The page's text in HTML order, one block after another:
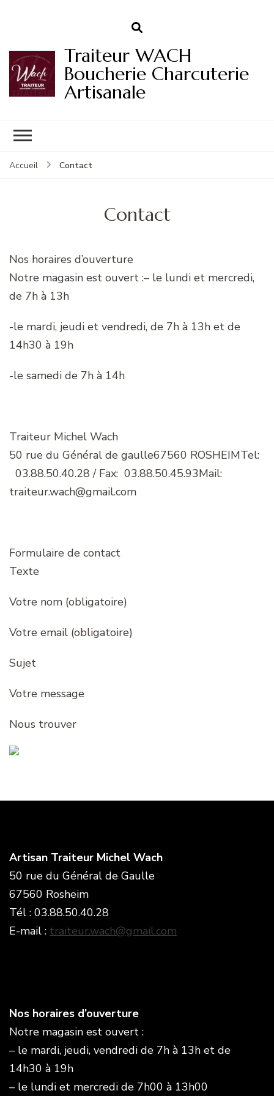
Traiteur WACH
Boucherie Charcuterie
Artisanale
Accueil Contact
Contact
Nos horaires d’ouverture
Notre magasin est ouvert :– le lundi et mercredi,
de 7h à 13h
-le mardi, jeudi et vendredi, de 7h à 13h et de
14h30 à 19h
-le samedi de 7h à 14h
Traiteur Michel Wach
50 rue du Général de gaulle67560 ROSHEIMTel:
03.88.50.40.28 / Fax: 03.88.50.45.93Mail:
traiteur.wach@gmail.com
Formulaire de contact
Texte
Votre nom (obligatoire)
Votre email (obligatoire)
Sujet
Votre message
Nous trouver
Artisan Traiteur Michel Wach
50 rue du Général de Gaulle
67560 Rosheim
Tél : 03.88.50.40.28
E-mail : traiteur.wach@gmail.com
Nos horaires d’ouverture
Notre magasin est ouvert :
– le mardi, jeudi, vendredi de 7h à 13h et de
14h30 à 19h
– le lundi et mercredi de 7h00 à 13h00